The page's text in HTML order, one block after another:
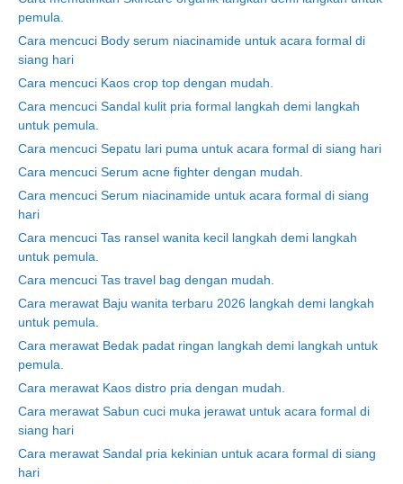
pemula.
Cara mencuci Body serum niacinamide untuk acara formal di
siang hari
Cara mencuci Kaos crop top dengan mudah.
Cara mencuci Sandal kulit pria formal langkah demi langkah
untuk pemula.
Cara mencuci Sepatu lari puma untuk acara formal di siang hari
Cara mencuci Serum acne fighter dengan mudah.
Cara mencuci Serum niacinamide untuk acara formal di siang
hari
Cara mencuci Tas ransel wanita kecil langkah demi langkah
untuk pemula.
Cara mencuci Tas travel bag dengan mudah.
Cara merawat Baju wanita terbaru 2026 langkah demi langkah
untuk pemula.
Cara merawat Bedak padat ringan langkah demi langkah untuk
pemula.
Cara merawat Kaos distro pria dengan mudah.
Cara merawat Sabun cuci muka jerawat untuk acara formal di
siang hari
Cara merawat Sandal pria kekinian untuk acara formal di siang
hari